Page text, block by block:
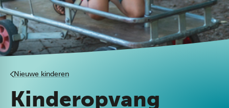
Nieuwe kinderen
Kinderopvang